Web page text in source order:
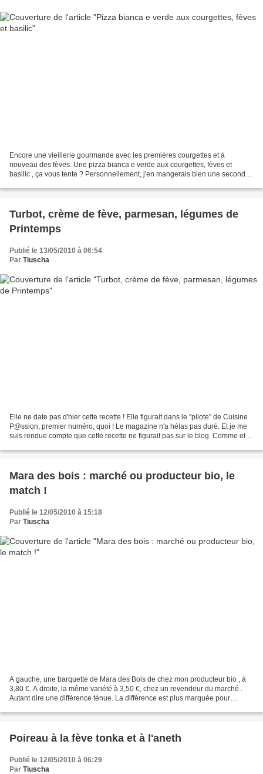
Encore une vieillerie gourmande avec les premières courgettes et à
nouveau des fèves. Une pizza bianca e verde aux courgettes, fèves et
basilic , ça vous tente ? Personnellement, j'en mangerais bien une seconde
Turbot, crème de fève, parmesan, légumes de
Printemps
Publié le 13/05/2010 à 06:54
Par Tiuscha
Elle ne date pas d'hier cette recette ! Elle figurait dans le "pilote" de Cuisine
P@ssion, premier numéro, quoi ! Le magazine n'a hélas pas duré. Et je me
suis rendue compte que cette recette ne figurait pas sur le blog. Comme elle
Mara des bois : marché ou producteur bio, le
match !
Publié le 12/05/2010 à 15:18
Par Tiuscha
A gauche, une barquette de Mara des Bois de chez mon producteur bio , à
3,80 €. A droite, la même variété à 3,50 €, chez un revendeur du marché .
Autant dire une différence ténue. La différence est plus marquée pour
Poireau à la fève tonka et à l'aneth
Publié le 12/05/2010 à 06:29
Par Tiuscha